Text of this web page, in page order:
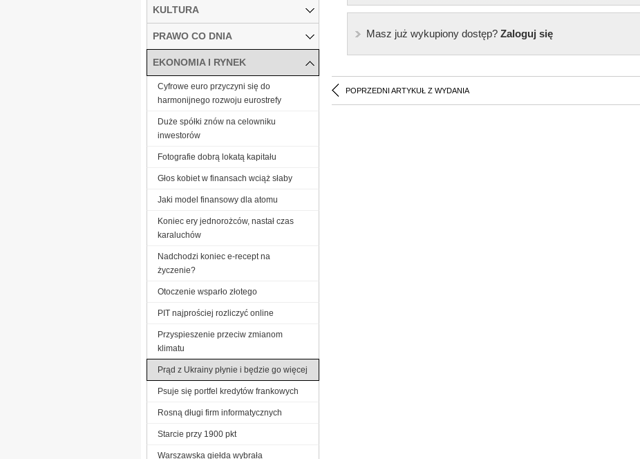
Masz już wykupiony dostęp?Zaloguj się
POPRZEDNI ARTYKUŁ Z WYDANIA
KULTURA
PRAWO CO DNIA
EKONOMIA I RYNEK
Cyfrowe euro przyczyni się do
harmonijnego rozwoju eurostrefy
Duże spółki znów na celowniku
inwestorów
Fotografie dobrą lokatą kapitału
Głos kobiet w finansach wciąż słaby
Jaki model finansowy dla atomu
Koniec ery jednorożców, nastał czas
karaluchów
Nadchodzi koniec e-recept na
życzenie?
Otoczenie wsparło złotego
PIT najprościej rozliczyć online
Przyspieszenie przeciw zmianom
klimatu
Prąd z Ukrainy płynie i będzie go więcej
Psuje się portfel kredytów frankowych
Rosną długi firm informatycznych
Starcie przy 1900 pkt
Warszawska giełda wybrała